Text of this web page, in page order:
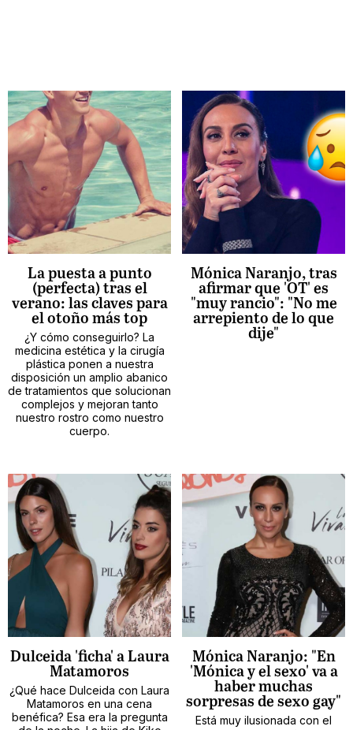
La puesta a punto
(perfecta) tras el
verano: las claves para
el otoño más top
¿Y cómo conseguirlo? La
medicina estética y la cirugía
plástica ponen a nuestra
disposición un amplio abanico
de tratamientos que solucionan
complejos y mejoran tanto
nuestro rostro como nuestro
cuerpo.
Mónica Naranjo, tras
afirmar que 'OT' es
"muy rancio": "No me
arrepiento de lo que
dije"
Dulceida 'ficha' a Laura
Matamoros
¿Qué hace Dulceida con Laura
Matamoros en una cena
benéfica? Esa era la pregunta
Mónica Naranjo: "En
'Mónica y el sexo' va a
haber muchas
sorpresas de sexo gay"
Está muy ilusionada con el